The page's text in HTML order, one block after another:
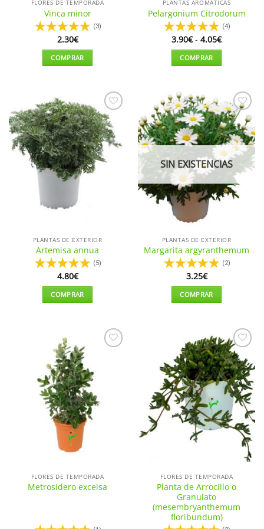
producto
producto
FLORES DE TEMPORADA
Vinca minor
(3)
2.30€
COMPRAR
PLANTAS AROMÁTICAS
Pelargonium Citrodorum
(4)
3.90€ - 4.05€Rango
de
3.90€
COMPRAR
tiene
múltiples
variantes.
Las
opciones
se
pueden
elegir
en
página
producto
Añadir
a la
lista de
deseos
PLANTAS DE EXTERIOR
Artemisa annua
(5)
4.80€
COMPRAR
múltiples
variantes.
Las
opciones
se
pueden
elegir
en
la
producto
Añadir
a la
lista de
deseos
SIN EXISTENCIAS
PLANTAS DE EXTERIOR
Margarita argyranthemum
(2)
3.25€
COMPRAR
tiene
múltiples
variantes.
Las
opciones
se
pueden
elegir
en
la
producto
FLORES DE TEMPORADA
Metrosidero excelsa
Añadir
a la
lista de
deseos
FLORES DE TEMPORADA
Planta de Arrocillo o
Granulato
(mesembryanthemum
floribundum)